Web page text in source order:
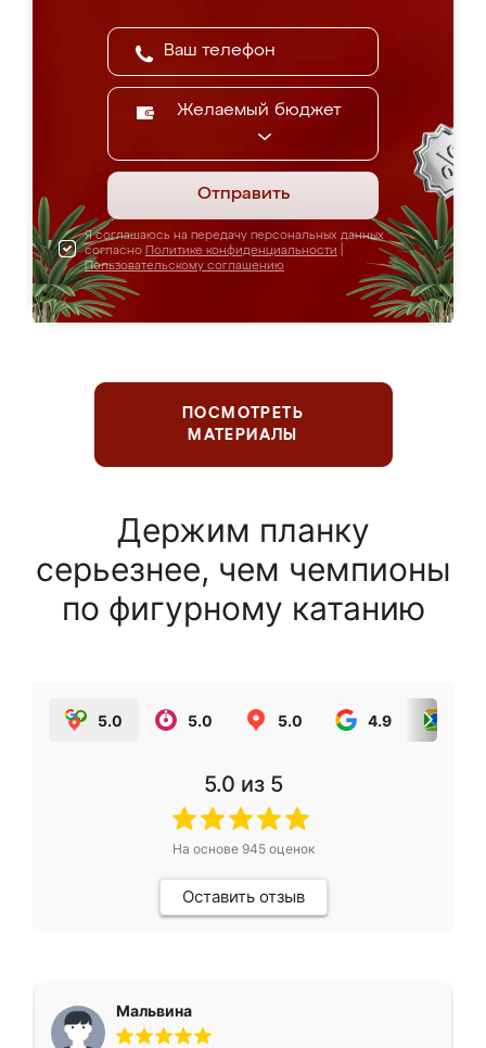
Желаемый бюджет
Отправить
Я соглашаюсь на передачу персональных данных
согласно Политике конфиденциальности
Пользовательскому соглашению
ПОСМОТРЕТЬ
МАТЕРИАЛЫ
Держим планку
серьезнее, чем чемпионы
по фигурному катанию
5.0 5.0 5.0 4.9
5.0 из 5
На основе 945оценок
Оставить отзыв
Мальвина